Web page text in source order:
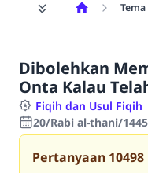
Tema
Dibolehkan
Onta Kalau
Fiqih dan Usul Fiqih
20/Rabi al-thani/
Pertanyaan 10498